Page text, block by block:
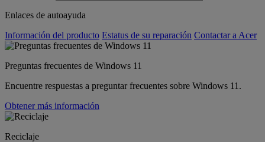
Enlaces de autoayuda
Información del producto Estatus de su reparación Contactar a Acer
Preguntas frecuentes de Windows 11
Encuentre respuestas a preguntar frecuentes sobre Windows 11.
Obtener más información
Reciclaje